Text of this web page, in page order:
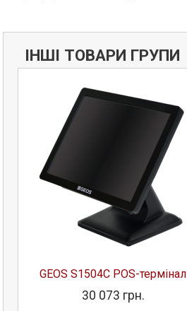
ІНШІ ТОВАРИ ГРУПИ
GEOS S1504C POS-термінал
30 073 грн.